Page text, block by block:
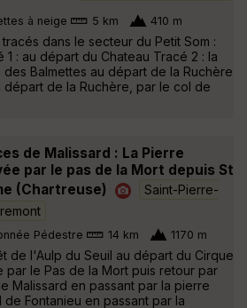
à neige 5 km 410 m
tracés dans le secteur du Petit Som :
1 : au départ du Chateau Tracé 2 : la
des Balmettes au départ de la Ruchère
départ de la Ruchère, par le col de
de Malissard : La Pierre
par le pas de la Mort depuis St
(Chartreuse)
Saint-Pierre-
Pédestre 14 km 1170 m
de l'Aulp du Seuil au départ du Cirque
par le Pas de la Mort puis retour par
Malissard en passant par la pierre
Fontanieu en passant par la